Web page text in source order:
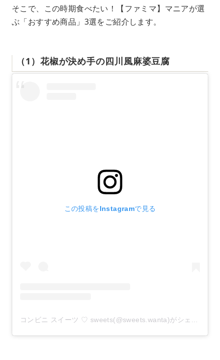
そこで、この時期食べたい！【ファミマ】マニアが選
ぶ「おすすめ商品」3選をご紹介します。
（1）花椒が決め手の四川風麻婆豆腐
この投稿をInstagramで見る
コンビニ スイーツ ♡ sweets(@sweets.wanta)がシェアした投稿